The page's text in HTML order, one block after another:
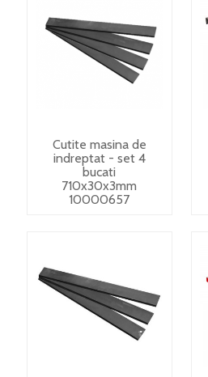
Cutite masina de
indreptat - set 4
bucati
710x30x3mm
10000657